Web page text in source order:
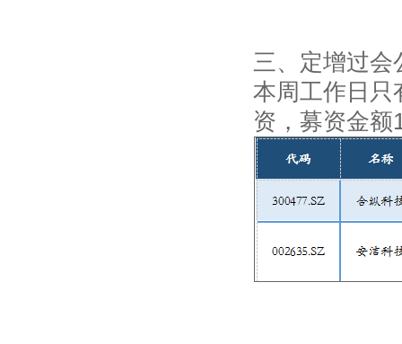
三、定增过会
本周工作日只
资，募资金额